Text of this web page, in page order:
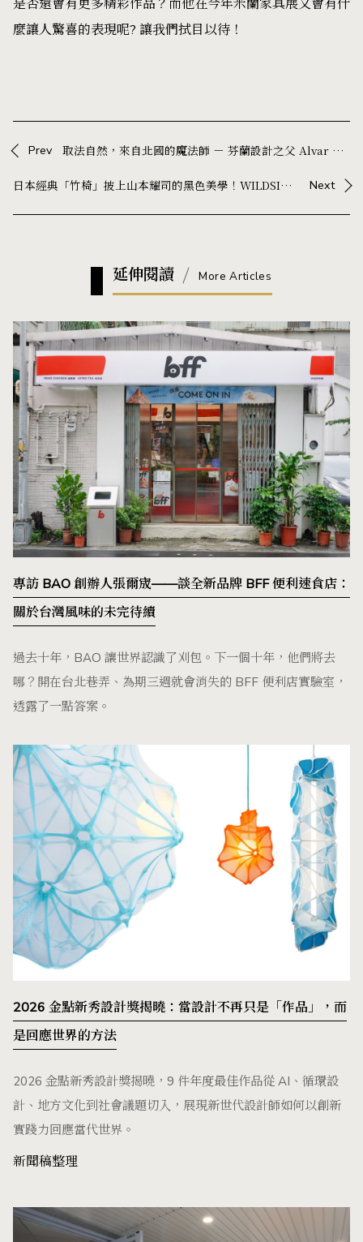
是否還會有更多精彩作品？而他在今年米蘭家具展又會有什
麼讓人驚喜的表現呢? 讓我們拭目以待！
Prev 取法自然，來自北國的魔法師 － 芬蘭設計之父 Alvar Aalto 深得人心的生活設計實驗！
日本經典「竹椅」披上山本耀司的黑色美學！WILDSIDE 攜手三越製作所，重新演繹近 90 年家具名作 Next
延伸閱讀 More Articles
專訪 BAO 創辦人張爾宬——談全新品牌 BFF 便利速食店：
關於台灣風味的未完待續
過去十年，BAO 讓世界認識了刈包。下一個十年，他們將去
哪？開在台北巷弄、為期三週就會消失的 BFF 便利店實驗室，
透露了一點答案。
2026 金點新秀設計獎揭曉：當設計不再只是「作品」，而
是回應世界的方法
2026 金點新秀設計獎揭曉，9 件年度最佳作品從 AI、循環設
計、地方文化到社會議題切入，展現新世代設計師如何以創新
實踐力回應當代世界。
新聞稿整理